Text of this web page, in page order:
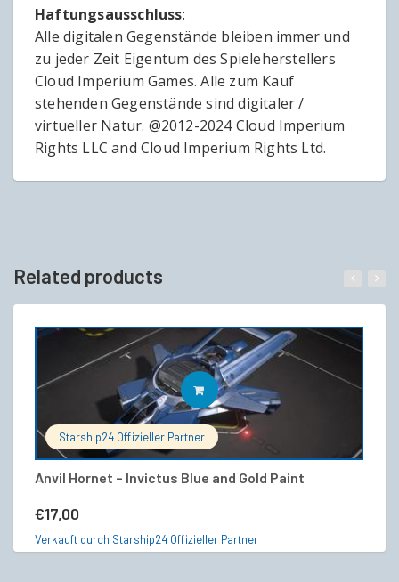
Haftungsausschluss:
Alle digitalen Gegenstände bleiben immer und
zu jeder Zeit Eigentum des Spieleherstellers
Cloud Imperium Games. Alle zum Kauf
stehenden Gegenstände sind digitaler /
virtueller Natur. @2012-2024 Cloud Imperium
Rights LLC and Cloud Imperium Rights Ltd.
Related products
Starship24 Offizieller Partner
Anvil Hornet – Invictus Blue and Gold Paint
€17,00
IN DEN WARENKORB
Verkauft durch Starship24 Offizieller Partner